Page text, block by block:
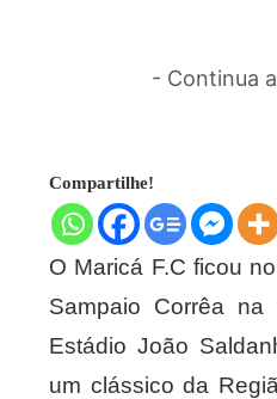
- Continua
Compartilhe!
O Maricá F.C ficou
Sampaio Corrêa
Estádio João
um clássico da